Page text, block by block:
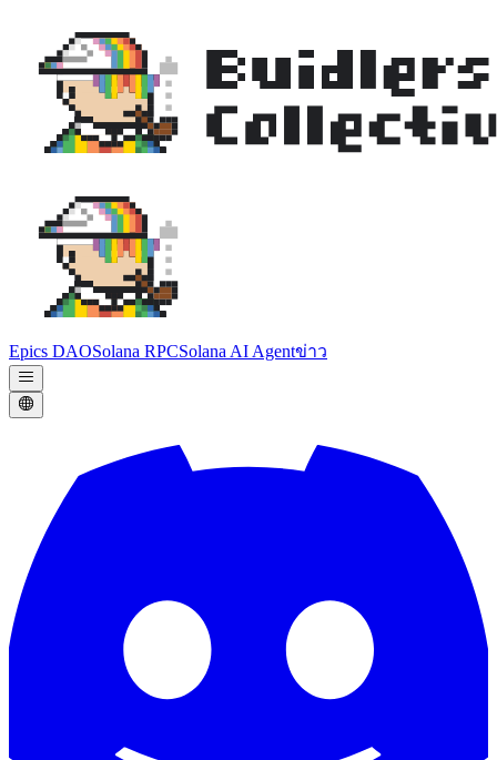
Epics DAOSolana RPCSolana AI Agentข่าว